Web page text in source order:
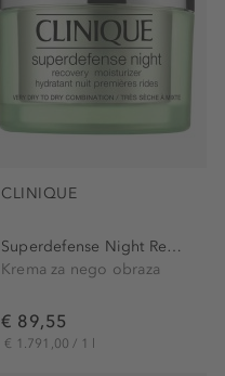
CLINIQUE
Superdefense Night Recovery...
Krema za nego obraza
€ 89,55
€ 1.791,00 / 1 l